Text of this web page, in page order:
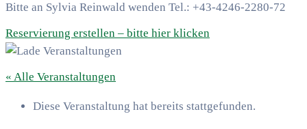
Bitte an Sylvia Reinwald wenden Tel.: +43-4246-2280-72
Reservierung erstellen – bitte hier klicken
« Alle Veranstaltungen
Diese Veranstaltung hat bereits stattgefunden.